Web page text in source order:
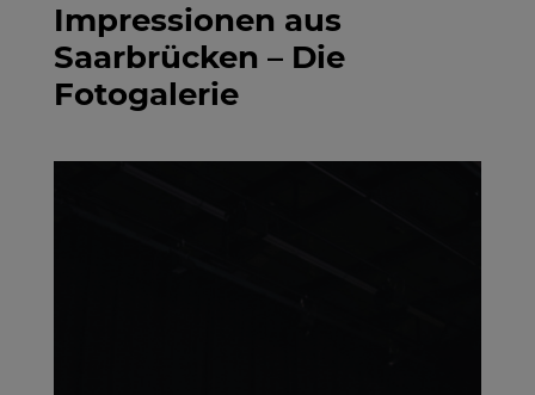
Impressionen aus
Saarbrücken – Die
Fotogalerie